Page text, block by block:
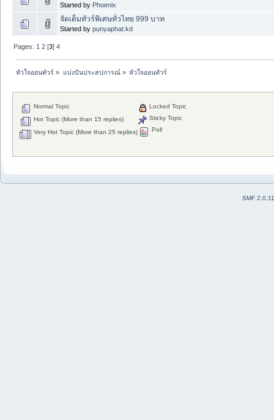
Started by Phoenix
จัดเต็มทัวร์พิเศษทั่วไทย 999 บาท
Started by punyaphat.kd
Pages: 1 2 [3]4
หัวใจออนทัวร์ » แบ่งปันประสปการณ์» หัวใจออนทัวร์
Normal Topic
Hot Topic (More than 15 replies)
Very Hot Topic (More than 25 replies)
Locked Topic
Sticky Topic
Poll
SMF 2.0.11